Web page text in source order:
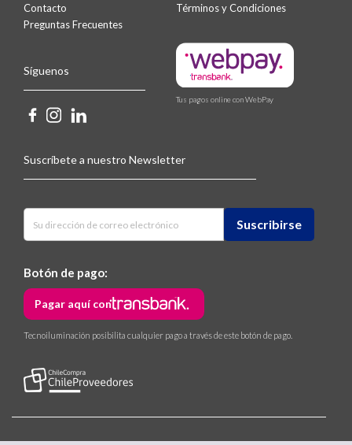
Contacto
Preguntas Frecuentes
Síguenos
Términos y Condiciones
Tus pagos online con WebPay
Suscríbete a nuestro Newsletter
Botón de pago:
Pagar aquí con
Tecnoiluminación posibilita cualquier pago a través de este botón de pago.